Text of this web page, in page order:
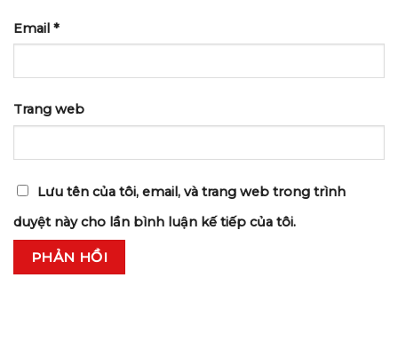
Email *
Trang web
Lưu tên của tôi, email, và trang web trong trình
duyệt này cho lần bình luận kế tiếp của tôi.